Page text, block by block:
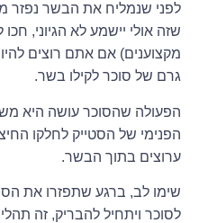
לפני שנמליח את הבשר נפזר
שזה אולי יישמע לא הגיוני,
גרם של סוכר לקילו בשר.
הפעולה שהסוכר עושה היא
הפנימי של הסטייק לחלקו
ערוצים בתוך הבשר.
שימו לב, ברגע שתפזרו את
לסוכר ויתחיל להבריק, זה